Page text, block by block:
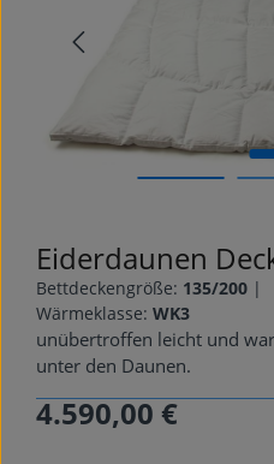
Eiderdaunen
Bettdeckengröße: 135/200 |
Wärmeklasse: WK3
unübertroffen leicht und
unter den Daunen.
Regulärer Preis:
4.590,00 €